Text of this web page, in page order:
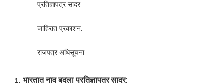
प्रतिज्ञापत्र सादर:
जाहिरात प्रकाशन:
राजपत्र अधिसूचना:
1. भारतात नाव बदला प्रतिज्ञापत्र सादर: